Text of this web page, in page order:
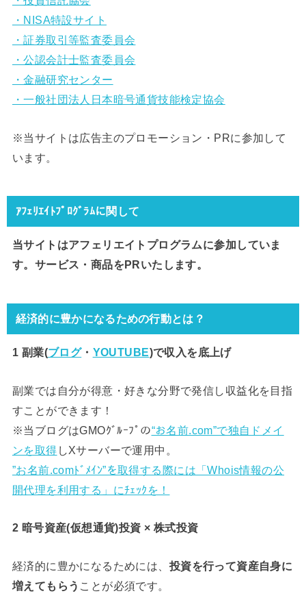
・NISA特設サイト
・証券取引等監査委員会
・公認会計士監査委員会
・金融研究センター
・一般社団法人日本暗号通貨技能検定協会
※当サイトは広告主のプロモーション・PRに参加して
います。
ｱﾌｪﾘｴｲﾄﾌﾟﾛｸﾞﾗﾑに関して
当サイトはアフェリエイトプログラムに参加していま
す。サービス・商品をPRいたします。
経済的に豊かになるための行動とは？
1 副業(ブログ・ YOUTUBE)で収入を底上げ
副業では自分が得意・好きな分野で発信し収益化を目指
すことができます！
※当ブログはGMOｸﾞﾙｰﾌﾟの“お名前.com”で独自ドメイ
ンを取得 しXサーバーで運用中。
”お名前.comﾄﾞﾒｲﾝ”を取得する際には「Whois情報の公
開代理を利用する」にﾁｪｯｸを！
2 暗号資産(仮想通貨)投資 × 株式投資
経済的に豊かになるためには、 投資を行って資産自身に
増えてもらう ことが必須です。